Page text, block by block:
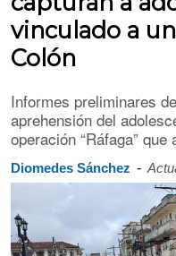
vinculado a
Colón
Informes preliminares
aprehensión del
operación “Ráfaga”
Diomedes Sánchez -